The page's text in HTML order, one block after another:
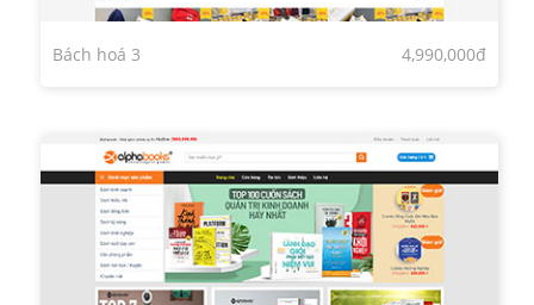
Bách hoá 3 4,990,000đ